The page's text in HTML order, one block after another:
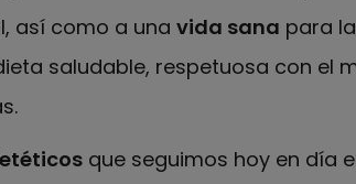
así como a una vida sana para
saludable, respetuosa con el
que seguimos hoy en día